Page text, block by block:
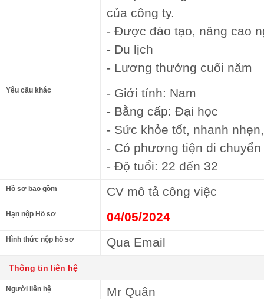
của công ty.
- Được đào tạo, nâng cao
- Du lịch
- Lương thưởng cuối năm
Yêu cầu khác
- Giới tính: Nam
- Bằng cấp: Đại học
- Sức khỏe tốt, nhanh
- Có phương tiện di chuyển
- Độ tuổi: 22 đến 32
Hồ sơ bao gồm CV mô tả công việc
Hạn nộp Hồ sơ 04/05/2024
Hình thức nộp hồ sơ Qua Email
Thông tin liên hệ
Người liên hệ Mr Quân